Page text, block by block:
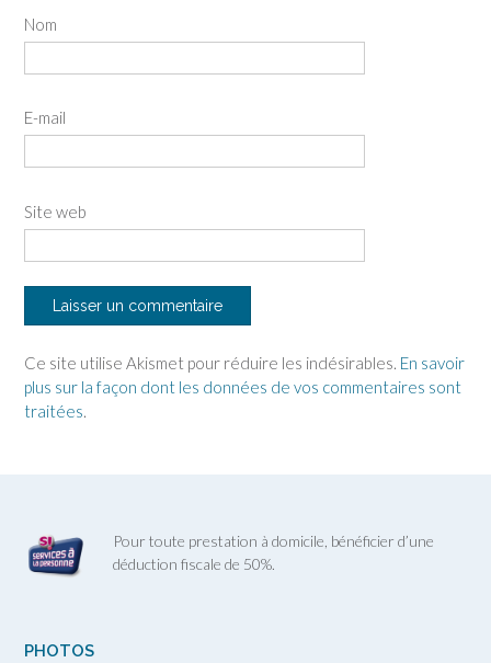
Nom
E-mail
Site web
Ce site utilise Akismet pour réduire les indésirables. En savoir
plus sur la façon dont les données de vos commentaires sont
traitées.
Pour toute prestation à domicile, bénéficier d’une
déduction fiscale de 50%.
PHOTOS